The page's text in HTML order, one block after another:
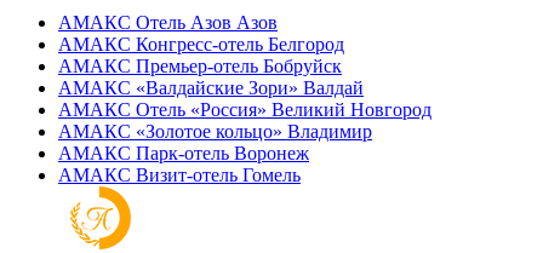
АМАКС Отель ‎Азов Азов
АМАКС Конгресс-отель Белгород
АМАКС Премьер-отель Бобруйск
АМАКС «‎Валдайские Зори» Валдай
АМАКС Отель «‎Россия» Великий Новгород
АМАКС «‎Золотое кольцо» Владимир
АМАКС Парк-отель Воронеж
АМАКС Визит-отель Гомель